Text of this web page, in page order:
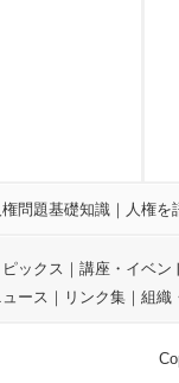
権問題基礎知識 ｜ 人権を
ックス ｜ 講座・イベン
ース ｜ リンク集 ｜ 組織